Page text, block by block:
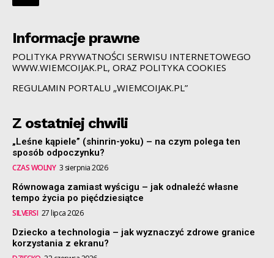
Informacje prawne
POLITYKA PRYWATNOŚCI SERWISU INTERNETOWEGO
WWW.WIEMCOIJAK.PL, ORAZ POLITYKA COOKIES
REGULAMIN PORTALU „WIEMCOIJAK.PL”
Z ostatniej chwili
„Leśne kąpiele” (shinrin-yoku) – na czym polega ten
sposób odpoczynku?
CZAS WOLNY 3 sierpnia 2026
Równowaga zamiast wyścigu – jak odnaleźć własne
tempo życia po pięćdziesiątce
SILVERSI 27 lipca 2026
Dziecko a technologia – jak wyznaczyć zdrowe granice
korzystania z ekranu?